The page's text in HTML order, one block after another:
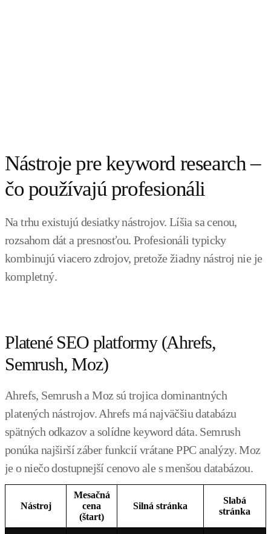
Nástroje pre keyword research –
čo používajú profesionáli
Na trhu existujú desiatky nástrojov. Líšia sa cenou,
rozsahom dát a presnosťou. Profesionáli typicky
kombinujú viacero zdrojov, pretože žiadny nástroj nie je
kompletný.
Platené SEO platformy (Ahrefs,
Semrush, Moz)
Ahrefs, Semrush a Moz sú trojica dominantných
platených nástrojov. Ahrefs má najväčšiu databázu
spätných odkazov a solídne keyword dáta. Semrush
ponúka najširší záber funkcií vrátane PPC analýzy. Moz
je o niečo dostupnejší cenovo ale s menšou databázou.
Nástroj
Mesačná
cena
(štart)
Silná stránka
Slabá
stránka